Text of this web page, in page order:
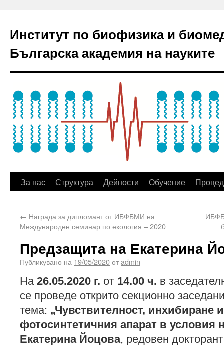
Институт по биофизика и
Българска академия на науките
За нас Структура Дейности Обучение
← Награда за дипломант от ИБФБМИ на
Международен семинар по екология – 2020
Предзащита на Екатерина
Публикувано на 19/05/2020отadmin
На 26.05.2020 г. от 14.00 ч. в
се проведе открито секционно
тема: „Чувствителност, инхибиране
фотосинтетичния апарат в условия
Екатерина Йоцова, редовен